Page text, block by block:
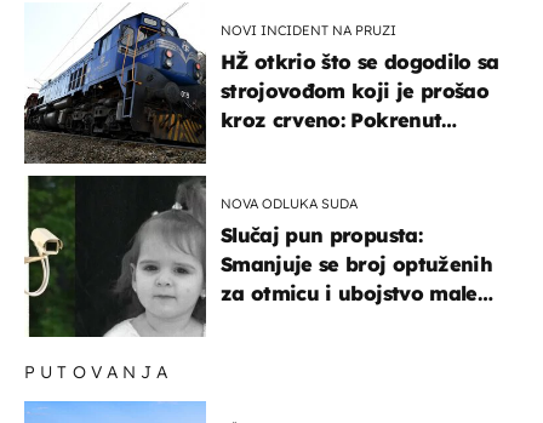
NOVI INCIDENT NA PRUZI
HŽ otkrio što se dogodilo sa
strojovođom koji je prošao
kroz crveno: Pokrenut
NOVA ODLUKA SUDA
Slučaj pun propusta:
Smanjuje se broj optuženih
za otmicu i ubojstvo male
PUTOVANJA